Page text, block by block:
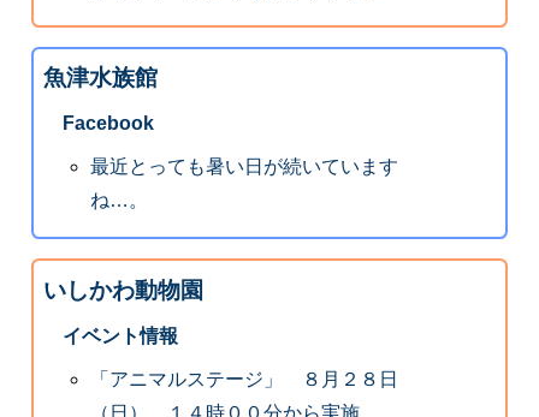
魚津水族館
Facebook
最近とっても暑い日が続いています
ね…。
いしかわ動物園
イベント情報
「アニマルステージ」 ８月２８日
（日） １４時００分から実施